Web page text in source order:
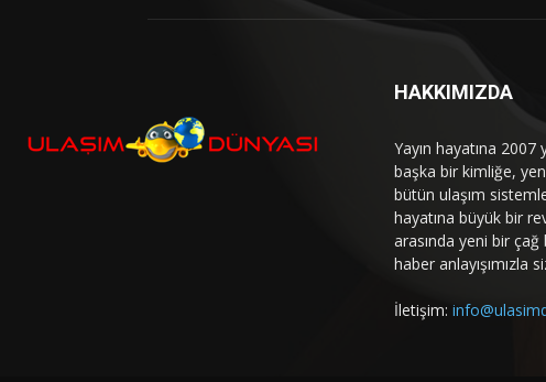
HAKKIMIZDA
Yayın hayatına 2007
başka bir kimliğe,
bütün ulaşım
hayatına büyük bir
arasında yeni bir
haber anlayışımızla
İletişim: